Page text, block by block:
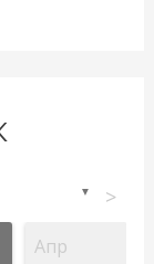
▼ >
Апр